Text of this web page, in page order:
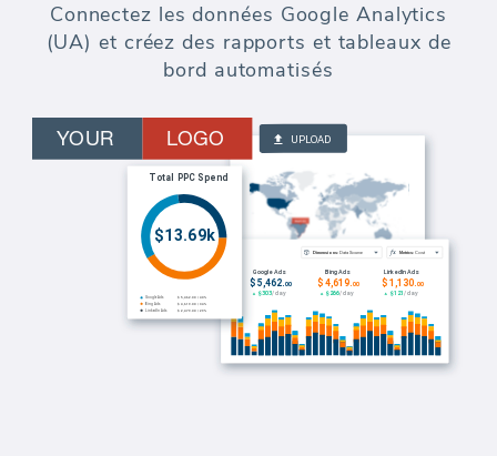
Connectez les données Google Analytics
(UA) et créez des rapports et tableaux de
bord automatisés